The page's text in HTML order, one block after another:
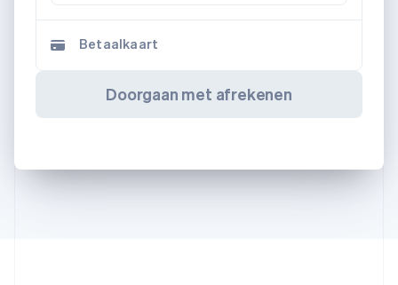
Betaalkaart
Doorgaan met afrekenen